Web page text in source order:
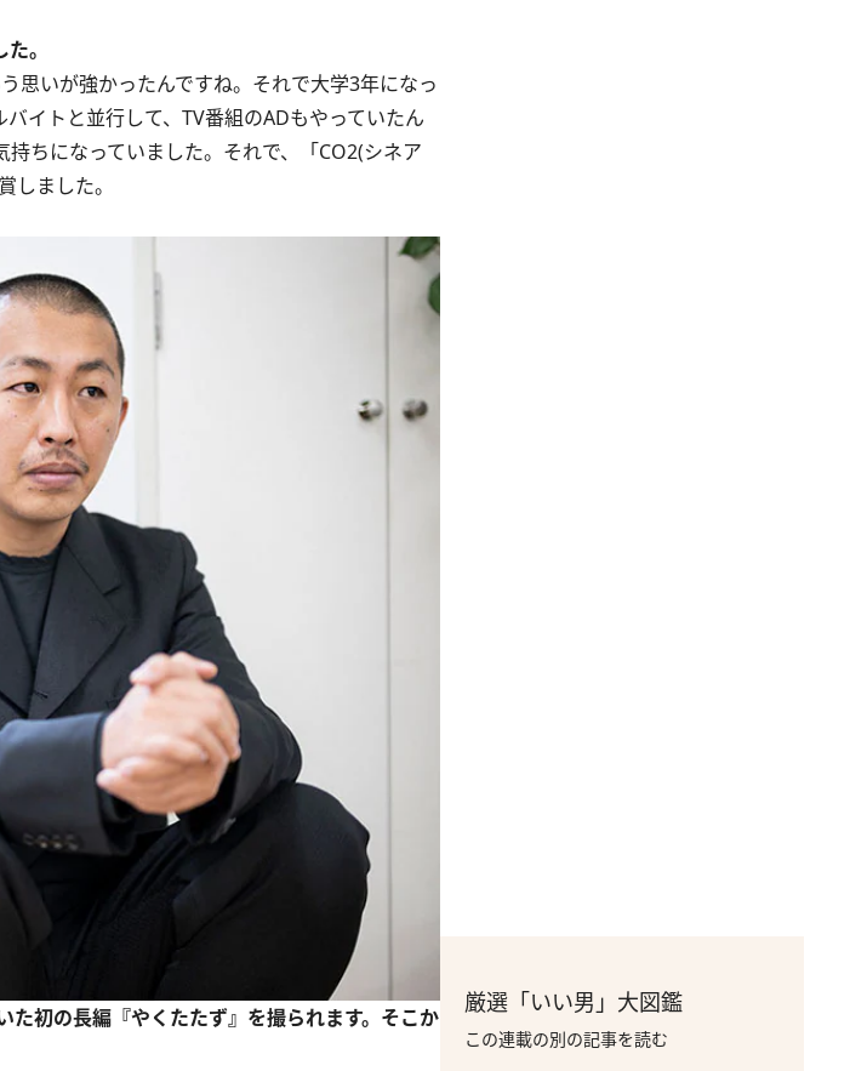
。
思いが強かったんですね。それで大学3年になっ
イトと並行して、TV番組のADもやっていたん
ちになっていました。それで、「CO2(シネア
ました。
初の長編『やくたたず』を撮られます。そこか
厳選「いい男」大図鑑
この連載の別の記事を読む